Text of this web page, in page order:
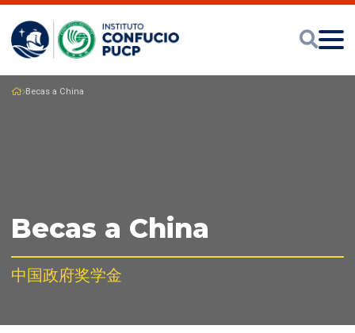
Becas a China
Becas a China
中国政府奖学金